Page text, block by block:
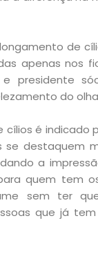
de
apenas nos
e presidente
do
cílios é indicado
se destaquem
a
quem tem
sem ter
que já